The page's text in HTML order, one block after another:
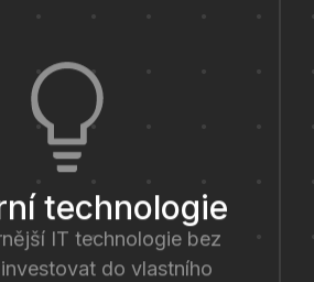
technologie
IT technologie bez
do vlastního